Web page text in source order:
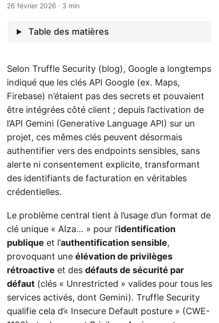
26 février 2026 · 3 min
Table des matières
Selon Truffle Security (blog), Google a longtemps
indiqué que les clés API Google (ex. Maps,
Firebase) n’étaient pas des secrets et pouvaient
être intégrées côté client ; depuis l’activation de
l’API Gemini (Generative Language API) sur un
projet, ces mêmes clés peuvent désormais
authentifier vers des endpoints sensibles, sans
alerte ni consentement explicite, transformant
des identifiants de facturation en véritables
crédentielles.
Le problème central tient à l’usage d’un format de
clé unique « AIza… » pour l’identification
publique et l’authentification sensible,
provoquant une élévation de privilèges
rétroactive et des défauts de sécurité par
défaut (clés « Unrestricted » valides pour tous les
services activés, dont Gemini). Truffle Security
qualifie cela d’« Insecure Default posture » (CWE-